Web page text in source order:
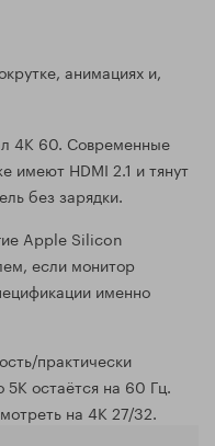
анимациях и,
4K 60. Современные
имеют HDMI 2.1 и тянут
без зарядки.
Apple Silicon
если монитор
именно
практически
5K остаётся на 60 Гц.
на 4K 27/32.